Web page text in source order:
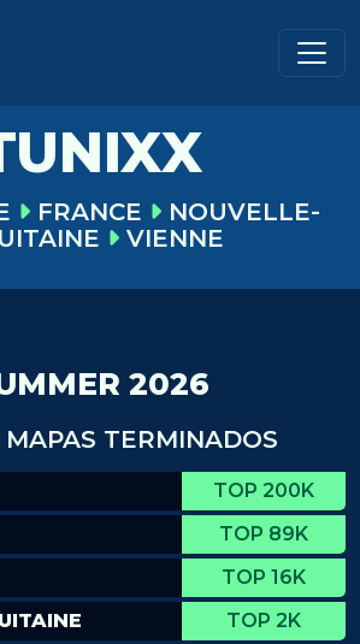
FRANCE
NOUVELLE-
VIENNE
2026
TERMINADOS
TOP 200K
TOP 89K
TOP 16K
TOP 2K